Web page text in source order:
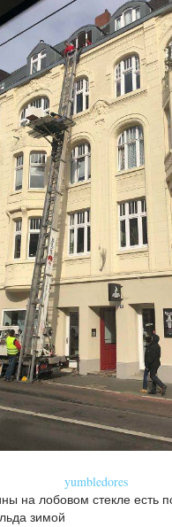
yumbledores
на лобовом стекле есть
зимой